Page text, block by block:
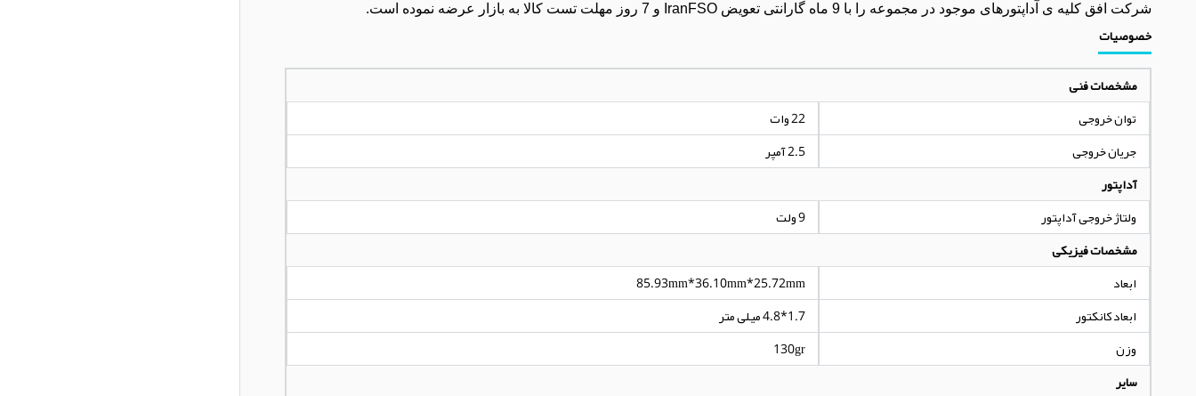
شرکت افق کلیه ی آداپتورهای موجود در مجموعه را با 9 ماه گارانتی تعویض IranFSO و 7 روز مهلت تست کالا به بازار عرضه نموده است.
خصوصیات
مشخصات فنی
توان خروجی
22 وات
جریان خروجی
2.5 آمپر
آداپتور
ولتاژ خروجی آداپتور
9 ولت
مشخصات فیزیکی
ابعاد
85.93mm*36.10mm*25.72mm
ابعاد کانکتور
1.7*4.8 میلی متر
وزن
130gr
سایر